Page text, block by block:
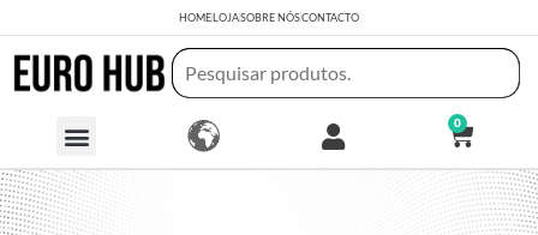
HOMELOJASOBRE NÓSCONTACTO
0